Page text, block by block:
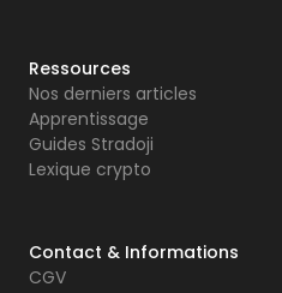
Ressources
Nos derniers articles
Apprentissage
Guides Stradoji
Lexique crypto
Contact & Informations
CGV